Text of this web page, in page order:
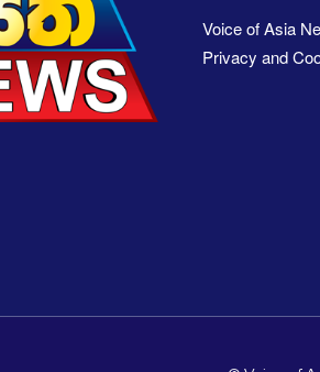
Voice of Asia
Privacy and